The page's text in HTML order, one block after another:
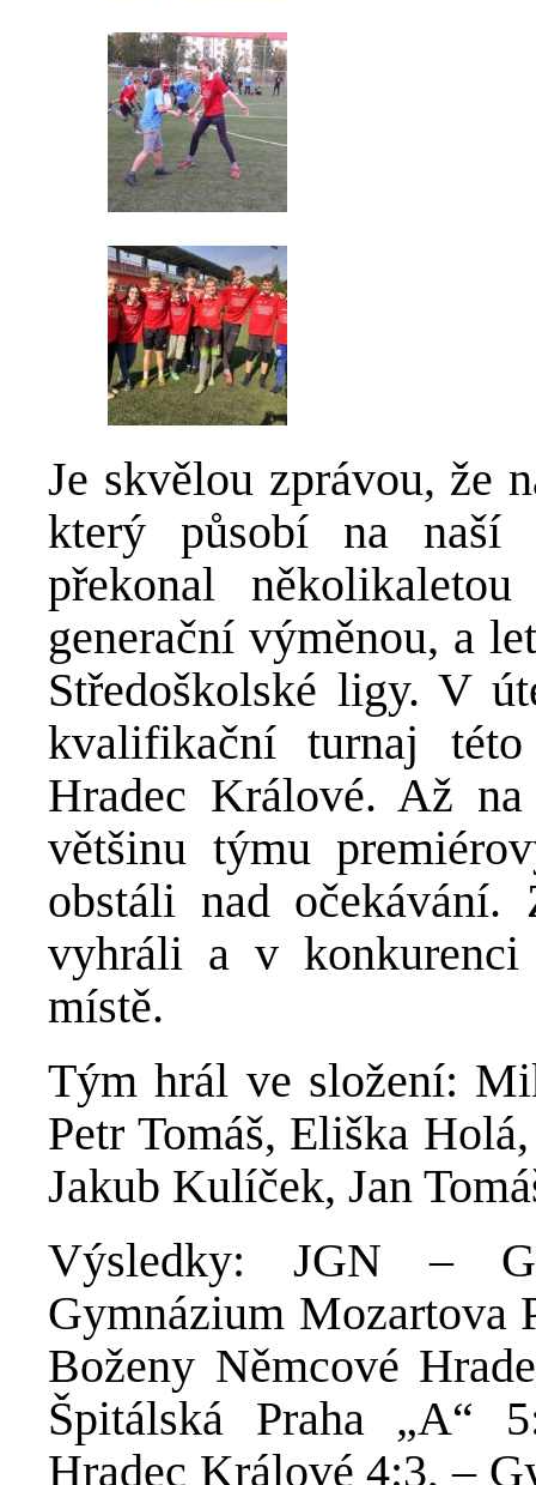
Je skvělou zprávou, že
který působí na naší
překonal
generační výměnou, a
Středoškolské ligy. V
kvalifikační turnaj
Hradec Králové. Až
většinu týmu
obstáli nad
vyhráli a v
místě.
Tým hrál ve složení:
Petr Tomáš, Eliška
Jakub Kulíček, Jan
Výsledky: JGN –
Gymnázium Mozartova
Boženy Němcové
Špitálská Praha „A“
Hradec Králové 4:3, –